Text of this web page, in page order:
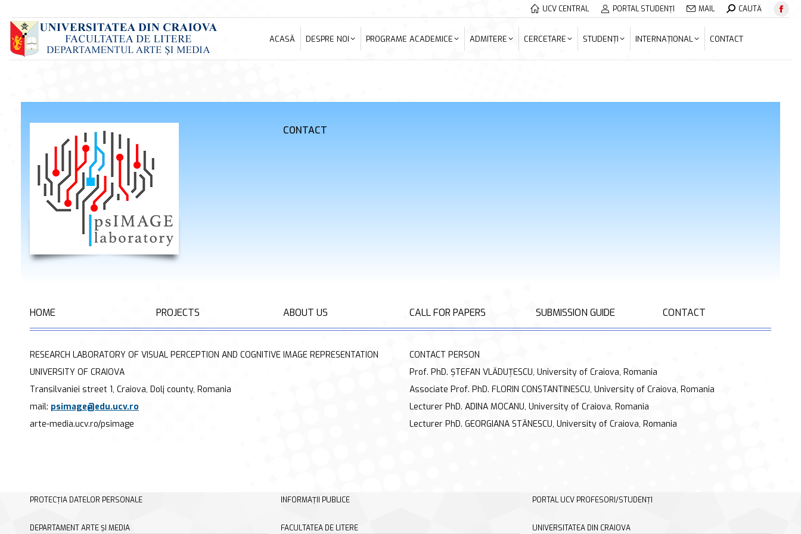
UCV CENTRAL PORTAL STUDENȚI MAIL Search:CAUTĂ
ACASĂ DESPRE NOI PROGRAME ACADEMICE ADMITERE CERCETARE STUDENȚI INTERNAȚIONAL CONTACT
CONTACT
HOME PROJECTS ABOUT US CALL FOR PAPERS SUBMISSION GUIDE CONTACT
RESEARCH LABORATORY OF VISUAL PERCEPTION AND COGNITIVE IMAGE REPRESENTATION
UNIVERSITY OF CRAIOVA
Transilvaniei street 1, Craiova, Dolj county, Romania
mail: psimage@edu.ucv.ro
arte-media.ucv.ro/psimage
CONTACT PERSON
Prof. PhD. ȘTEFAN VLĂDUȚESCU, University of Craiova, Romania
Associate Prof. PhD. FLORIN CONSTANTINESCU, University of Craiova, Romania
Lecturer PhD. ADINA MOCANU, University of Craiova, Romania
Lecturer PhD. GEORGIANA STĂNESCU, University of Craiova, Romania
PROTECȚIA DATELOR PERSONALE INFORMAȚII PUBLICE PORTAL UCV PROFESORI/STUDENȚI
DEPARTAMENT ARTE ȘI MEDIA FACULTATEA DE LITERE UNIVERSITATEA DIN CRAIOVA
ACASĂ DESPRE NOI PROGRAME ACADEMICE ADMITERE CERCETARE STUDENȚI INTERNAȚIONAL CONTACT